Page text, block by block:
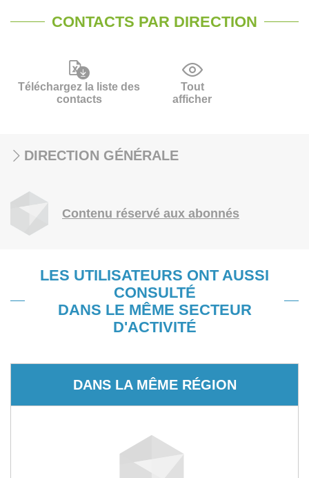
CONTACTS PAR DIRECTION
Téléchargez la liste des
contacts
Tout
afficher
DIRECTION GÉNÉRALE
Contenu réservé aux abonnés
LES UTILISATEURS ONT AUSSI
CONSULTÉ
DANS LE MÊME SECTEUR
D'ACTIVITÉ
DANS LA MÊME RÉGION